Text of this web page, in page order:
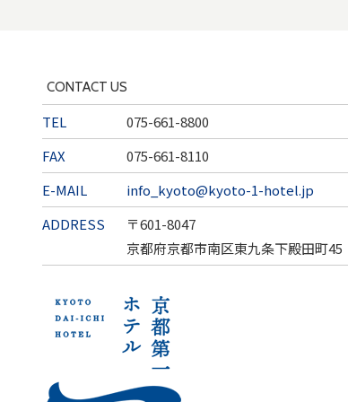
CONTACT US
TEL
075-661-8800
FAX
075-661-8110
E-MAIL
info_kyoto@kyoto-1-hotel.jp
ADDRESS
〒601-8047
京都府京都市南区東九条下殿田町45